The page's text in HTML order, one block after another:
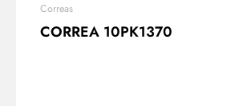
Correas
CORREA 10PK1370